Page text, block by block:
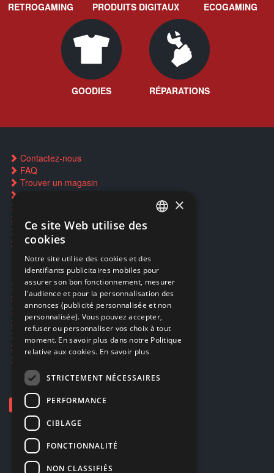
RETROGAMING PRODUITS DIGITAUX ECOGAMING
GOODIES RÉPARATIONS
Contactez-nous
FAQ
Trouver un magasin
Restauration CD griffés
Réparations & SAV
Smartpoints
Ecogaming
Expédition & retours
Confidentialité
Conditions générales
EA Sport UFC 6
Call of Duty: Modern Warfare 4
Rachat et revente de jeux en cash
ENGLISH
×
Ce site Web utilise des
cookies
Notre site utilise des cookies et des
identifiants publicitaires mobiles pour
assurer son bon fonctionnement, mesurer
l'audience et pour la personnalisation des
annonces (publicité personnalisée et non
personnalisée). Vous pouvez accepter,
refuser ou personnaliser vos choix à tout
moment. En savoir plus dans notre Politique
relative aux cookies. En savoir plus
STRICTEMENT NÉCESSAIRES
PERFORMANCE
CIBLAGE
FONCTIONNALITÉ
NON CLASSIFIÉS